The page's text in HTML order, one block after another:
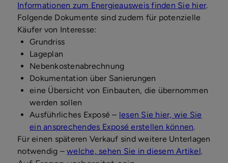
Informationen zum Energieausweis finden Sie hier.
Folgende Dokumente sind zudem für potenzielle
Käufer von Interesse:
Grundriss
Lageplan
Nebenkostenabrechnung
Dokumentation über Sanierungen
eine Übersicht von Einbauten, die übernommen
werden sollen
Ausführliches Exposé – lesen Sie hier, wie Sie
ein ansprechendes Exposé erstellen können.
Für einen späteren Verkauf sind weitere Unterlagen
notwendig –welche, sehen Sie in diesem Artikel.